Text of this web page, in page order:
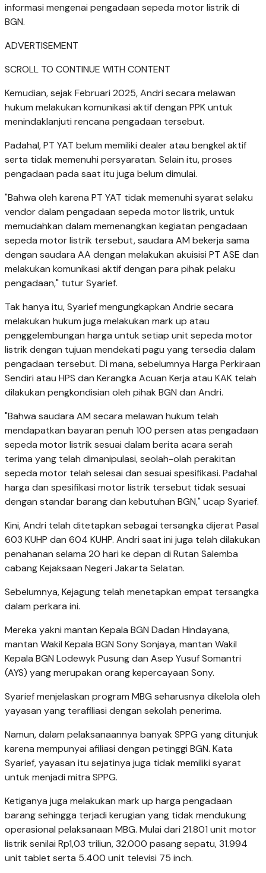
informasi mengenai pengadaan sepeda motor listrik di
BGN.
ADVERTISEMENT
SCROLL TO CONTINUE WITH CONTENT
Kemudian, sejak Februari 2025, Andri secara melawan
hukum melakukan komunikasi aktif dengan PPK untuk
menindaklanjuti rencana pengadaan tersebut.
Padahal, PT YAT belum memiliki dealer atau bengkel aktif
serta tidak memenuhi persyaratan. Selain itu, proses
pengadaan pada saat itu juga belum dimulai.
"Bahwa oleh karena PT YAT tidak memenuhi syarat selaku
vendor dalam pengadaan sepeda motor listrik, untuk
memudahkan dalam memenangkan kegiatan pengadaan
sepeda motor listrik tersebut, saudara AM bekerja sama
dengan saudara AA dengan melakukan akuisisi PT ASE dan
melakukan komunikasi aktif dengan para pihak pelaku
pengadaan," tutur Syarief.
Tak hanya itu, Syarief mengungkapkan Andrie secara
melakukan hukum juga melakukan mark up atau
penggelembungan harga untuk setiap unit sepeda motor
listrik dengan tujuan mendekati pagu yang tersedia dalam
pengadaan tersebut. Di mana, sebelumnya Harga Perkiraan
Sendiri atau HPS dan Kerangka Acuan Kerja atau KAK telah
dilakukan pengkondisian oleh pihak BGN dan Andri.
"Bahwa saudara AM secara melawan hukum telah
mendapatkan bayaran penuh 100 persen atas pengadaan
sepeda motor listrik sesuai dalam berita acara serah
terima yang telah dimanipulasi, seolah-olah perakitan
sepeda motor telah selesai dan sesuai spesifikasi. Padahal
harga dan spesifikasi motor listrik tersebut tidak sesuai
dengan standar barang dan kebutuhan BGN," ucap Syarief.
Kini, Andri telah ditetapkan sebagai tersangka dijerat Pasal
603 KUHP dan 604 KUHP. Andri saat ini juga telah dilakukan
penahanan selama 20 hari ke depan di Rutan Salemba
cabang Kejaksaan Negeri Jakarta Selatan.
Sebelumnya, Kejagung telah menetapkan empat tersangka
dalam perkara ini.
Mereka yakni mantan Kepala BGN Dadan Hindayana,
mantan Wakil Kepala BGN Sony Sonjaya, mantan Wakil
Kepala BGN Lodewyk Pusung dan Asep Yusuf Somantri
(AYS) yang merupakan orang kepercayaan Sony.
Syarief menjelaskan program MBG seharusnya dikelola oleh
yayasan yang terafiliasi dengan sekolah penerima.
Namun, dalam pelaksanaannya banyak SPPG yang ditunjuk
karena mempunyai afiliasi dengan petinggi BGN. Kata
Syarief, yayasan itu sejatinya juga tidak memiliki syarat
untuk menjadi mitra SPPG.
Ketiganya juga melakukan mark up harga pengadaan
barang sehingga terjadi kerugian yang tidak mendukung
operasional pelaksanaan MBG. Mulai dari 21.801 unit motor
listrik senilai Rp1,03 triliun, 32.000 pasang sepatu, 31.994
unit tablet serta 5.400 unit televisi 75 inch.